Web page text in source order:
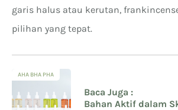
garis halus atau kerutan,
pilihan yang tepat.
AHA BHA PHA
Baca Juga :
Bahan Aktif dalam